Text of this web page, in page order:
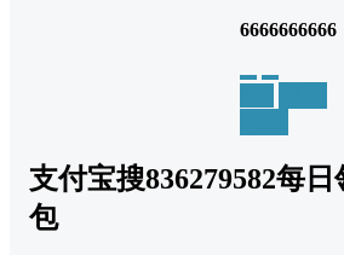
6666666666
支付宝搜836279582每日
包